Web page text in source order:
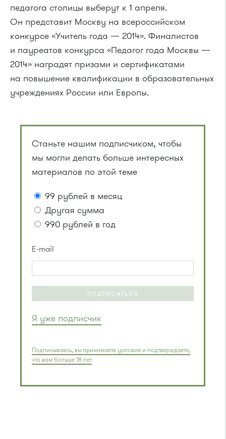
педагога столицы выберут к 1 апреля.
Он представит Москву на всероссийском
конкурсе «Учитель года — 2014». Финалистов
и лауреатов конкурса «Педагог года Москвы —
2014» наградят призами и сертификатами
на повышение квалификации в образовательных
учреждениях России или Европы.
Станьте нашим подписчиком, чтобы
мы могли делать больше интересных
материалов по этой теме
99 рублей в месяц
Другая сумма
990 рублей в год
E-mail
ПОДПИСАТЬСЯ
Я уже подписчик
Подписываясь, вы принимаете условия и подтверждаете,
что вам больше 18 лет